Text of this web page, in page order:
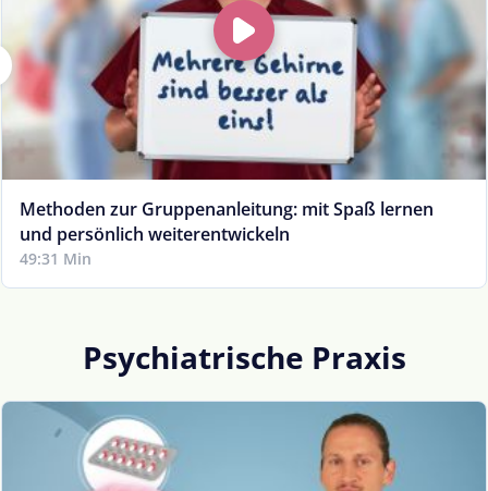
Methoden zur Gruppenanleitung: mit Spaß lernen
und persönlich weiterentwickeln
49:31 Min
Psychiatrische Praxis